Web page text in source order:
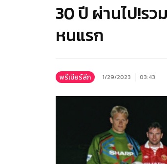
30 ปี ผ่านไป!ร
หนแรก
พรีเมียร์ลีก 1/29/2023 03:43